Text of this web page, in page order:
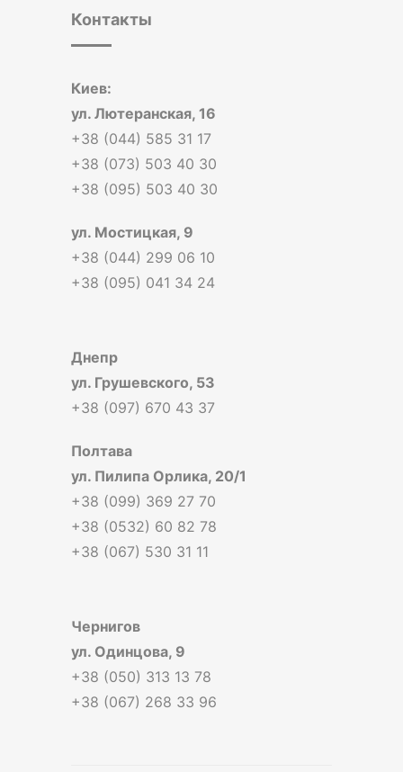
Контакты
Киев:
ул. Лютеранская, 16
+38 (044) 585 31 17
+38 (073) 503 40 30
+38 (095) 503 40 30
ул. Мостицкая, 9
+38 (044) 299 06 10
+38 (095) 041 34 24
Днепр
ул. Грушевского, 53
+38 (097) 670 43 37
Полтава
ул. Пилипа Орлика, 20/1
+38 (099) 369 27 70
+38 (0532) 60 82 78
+38 (067) 530 31 11
Чернигов
ул. Одинцова, 9
+38 (050) 313 13 78
+38 (067) 268 33 96